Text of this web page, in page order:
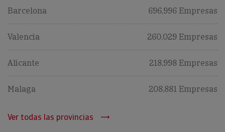
Barcelona 696,996 Empresas
Valencia 260,029 Empresas
Alicante 218,998 Empresas
Malaga 208,881 Empresas
Ver todas las provincias